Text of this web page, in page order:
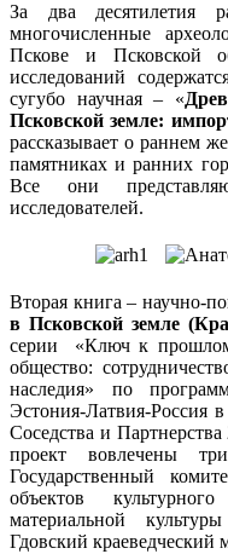
За два десятилетия
многочисленные
Пскове и Псковской
исследований
сугубо научная – «
Псковской земле:
рассказывает о раннем
памятниках и ранних
Все они
исследователей.
Вторая книга – научно-
в Псковской земле
серии «Ключ к
общество:
наследия» по
Эстония-Латвия-Россия
Соседства и
проект вовлечены
Государственный
объектов
материальной
Гдовский краеведческий